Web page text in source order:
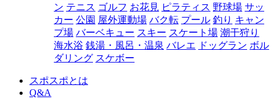
ン テニス ゴルフ お花見 ピラティス 野球場 サッ
カー 公園 屋外運動場 バク転 プール 釣り キャン
プ場 バーベキュー スキー スケート場 潮干狩り
海水浴 銭湯・風呂・温泉 バレエ ドッグラン ボル
ダリング スケボー
スポスポとは
Q&A